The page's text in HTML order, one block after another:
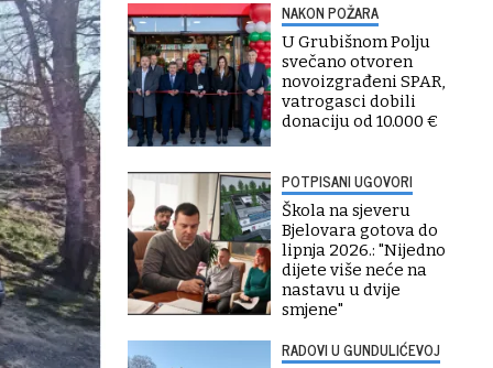
NAKON POŽARA
U Grubišnom Polju
svečano otvoren
novoizgrađeni SPAR,
vatrogasci dobili
donaciju od 10.000 €
POTPISANI UGOVORI
Škola na sjeveru
Bjelovara gotova do
lipnja 2026.: "Nijedno
dijete više neće na
nastavu u dvije
smjene"
RADOVI U GUNDULIĆEVOJ